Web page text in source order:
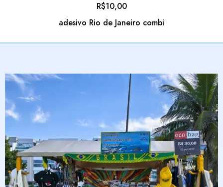
adesivo Rio de Janeiro combi
R$10,00